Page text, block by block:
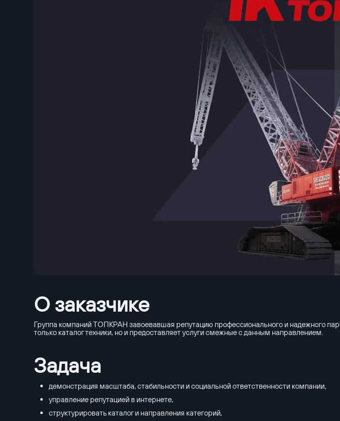
О заказчике
Группа компаний ТОПКРАН завоевавшая репутацию профессионального и надежного
только каталог техники, но и предоставляет услуги смежные с данным направлением.
Задача
демонстрация масштаба, стабильности и социальной ответственности компании,
управление репутацией в интернете,
структурировать каталог и направления категорий,